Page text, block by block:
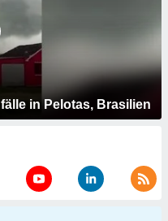
in Pelotas, Brasilien